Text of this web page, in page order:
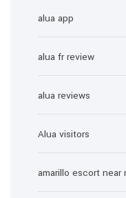
alua app
alua fr review
alua reviews
Alua visitors
amarillo escort near